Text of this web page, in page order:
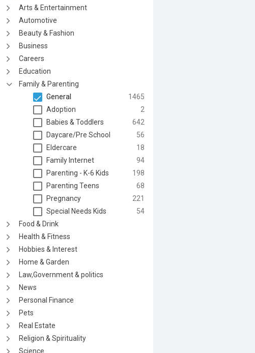
Arts & Entertainment
Automotive
Beauty & Fashion
Business
Careers
Education
Family & Parenting
General
1465
Adoption
2
Babies & Toddlers
642
Daycare/Pre School
56
Eldercare
18
Family Internet
94
Parenting - K-6 Kids
198
Parenting Teens
68
Pregnancy
221
Special Needs Kids
54
Food & Drink
Health & Fitness
Hobbies & Interest
Home & Garden
Law,Government & politics
News
Personal Finance
Pets
Real Estate
Religion & Spirituality
Science